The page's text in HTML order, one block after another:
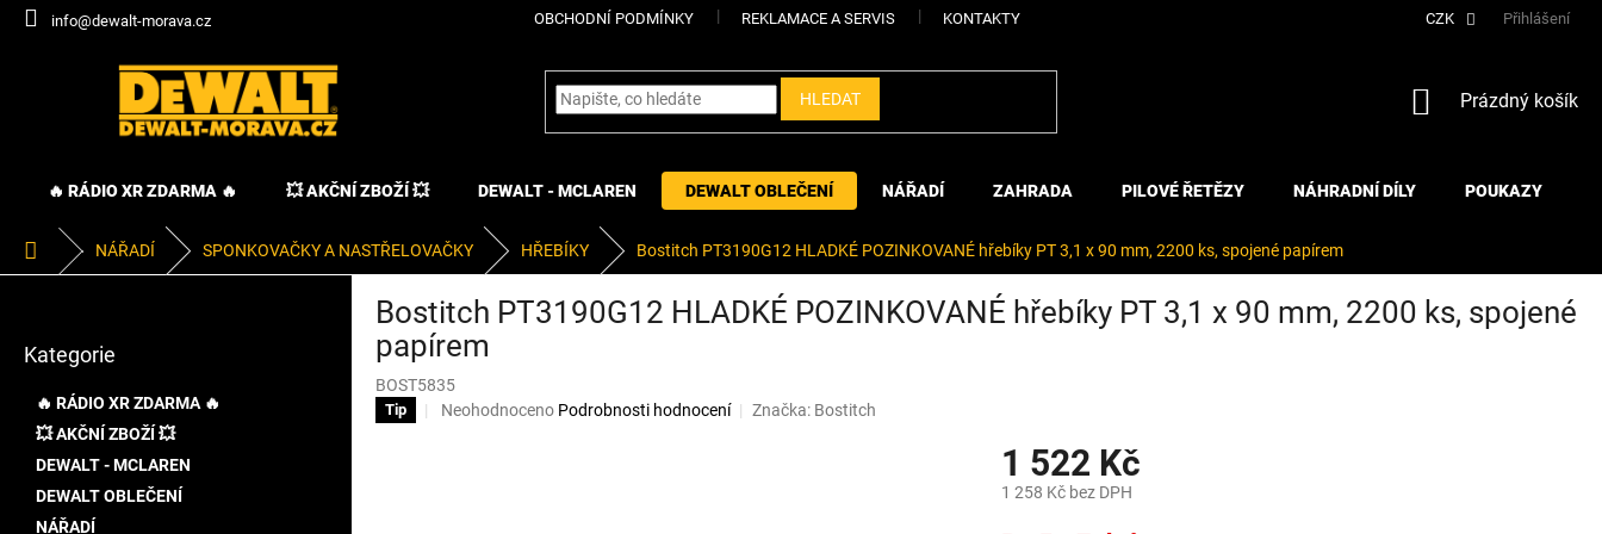
Přejít
info@dewalt-morava.cz OBCHODNÍ PODMÍNKY REKLAMACE A SERVIS KONTAKTY CZK Přihlášení
HLEDAT
NÁKUPNÍ
Prázdný košík
🔥 RÁDIO XR ZDARMA 🔥 💥 AKČNÍ ZBOŽÍ 💥 DEWALT - MCLAREN DEWALT OBLEČENÍ NÁŘADÍ ZAHRADA PILOVÉ ŘETĚZY NÁHRADNÍ DÍLY POUKAZY
Domů NÁŘADÍ SPONKOVAČKY A NASTŘELOVAČKY HŘEBÍKY Bostitch PT3190G12 HLADKÉ POZINKOVANÉ hřebíky PT 3,1 x 90 mm, 2200 ks, spojené papírem
kategorie
Kategorie
🔥 RÁDIO XR ZDARMA 🔥
💥 AKČNÍ ZBOŽÍ 💥
DEWALT - MCLAREN
DEWALT OBLEČENÍ
NÁŘADÍ
Bostitch PT3190G12 HLADKÉ POZINKOVANÉ hřebíky PT 3,1 x 90 mm, 2200 ks, spojené
papírem
BOST5835
Tip
Průměrné
Neohodnoceno Podrobnosti hodnocení Značka: Bostitch
1 522 Kč
1 258 Kč bez DPH